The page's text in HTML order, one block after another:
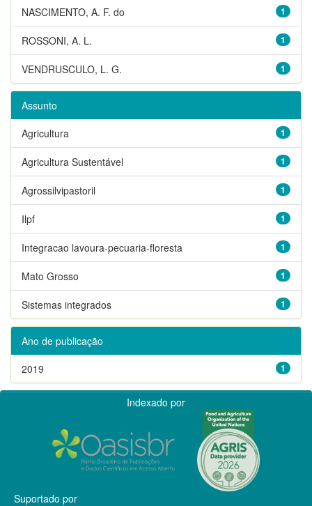
1
NASCIMENTO, A. F. do
1
ROSSONI, A. L.
1
VENDRUSCULO, L. G.
Assunto
1
Agricultura
1
Agricultura Sustentável
1
Agrossilvipastoril
1
Ilpf
1
Integracao lavoura-pecuaria-floresta
1
Mato Grosso
1
Sistemas integrados
Ano de publicação
1
2019
Indexado por
Suportado por